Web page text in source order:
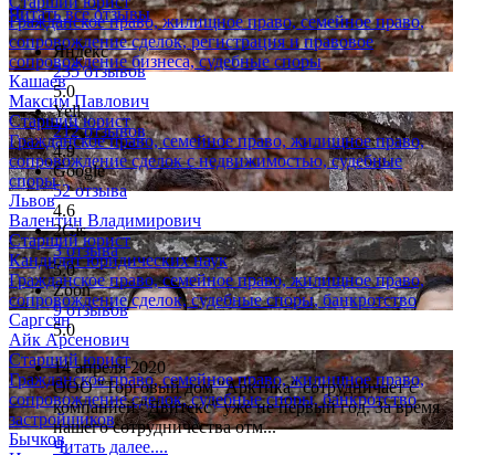
Гражданское право, жилищное право, семейное право,
сопровождение сделок, регистрация и правовое
сопровождение бизнеса, судебные споры
Кашаев
Максим Павлович
Старший юрист
Гражданское право, семейное право, жилищное право,
сопровождение сделок с недвижимостью, судебные
споры
Львов
Валентин Владимирович
Старший юрист
Кандидат юридических наук
Гражданское право, семейное право, жилищное право,
сопровождение сделок, судебные споры, банкротство
Саргсян
Айк Арсенович
Старший юрист
Гражданское право, семейное право, жилищное право,
сопровождение сделок, судебные споры, банкротство
застройщиков
Бычков
Читать все отзывы
Яндекс
235 отзывов
5.0
Yell
212 отзывов
4.9
Google
52 отзыва
4.6
2Gis
3 отзыва
5.0
Zoon
9 отзывов
5.0
14 апреля 2020
ООО "Торговый дом "Арктика" сотрудничает с
компанией "Двитекс" уже не первый год. За время
нашего сотрудничества отм...
Читать далее....